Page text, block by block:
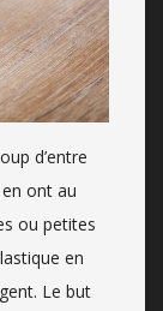
d’entre
ont au
ou petites
en
Le but